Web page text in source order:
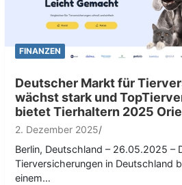
FINANZEN
Deutscher Markt für
wächst stark und
bietet Tierhaltern 2025
2. Dezember 2025
Berlin, Deutschland – 26.05.2025 –
Tierversicherungen in Deutschland
einem…